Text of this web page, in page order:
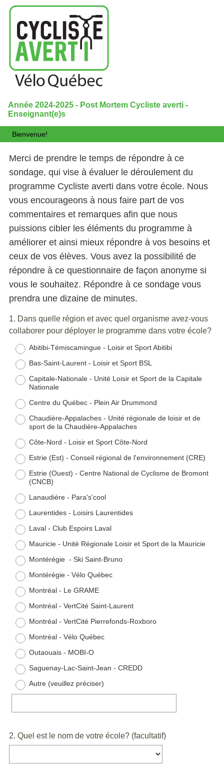
Année 2024-2025 - Post Mortem Cycliste averti -
Enseignant(e)s
Bienvenue!
Merci de prendre le temps de répondre à ce
sondage, qui vise à évaluer le déroulement du
programme Cycliste averti dans votre école. Nous
vous encourageons à nous faire part de vos
commentaires et remarques afin que nous
puissions cibler les éléments du programme à
améliorer et ainsi mieux répondre à vos besoins et
ceux de vos élèves. Vous avez la possibilité de
répondre à ce questionnaire de façon anonyme si
vous le souhaitez. Répondre à ce sondage vous
prendra une dizaine de minutes.
Question
Title
1. Dans quelle région et avec quel organisme avez-vous
collaborer pour déployer le programme dans votre école?
Abitibi-Témiscamingue - Loisir et Sport Abitibi
Bas-Saint-Laurent - Loisir et Sport BSL
Capitale-Nationale - Unité Loisir et Sport de la Capitale
Nationale
Centre du Québec - Plein Air Drummond
Chaudière-Appalaches - Unité régionale de loisir et de
sport de la Chaudière-Appalaches
Côte-Nord - Loisir et Sport Côte-Nord
Estrie (Est) - Conseil régional de l'environnement (CRE)
Estrie (Ouest) - Centre National de Cyclisme de Bromont
(CNCB)
Lanaudière - Para's'cool
Laurentides - Loisirs Laurentides
Laval - Club Espoirs Laval
Mauricie - Unité Régionale Loisir et Sport de la Mauricie
Montérégie - Ski Saint-Bruno
Montérégie - Vélo Québec
Montréal - Le GRAME
Montréal - VertCité Saint-Laurent
Montréal - VertCité Pierrefonds-Roxboro
Montréal - Vélo Québec
Outaouais - MOBI-O
Saguenay-Lac-Saint-Jean - CREDD
Autre (veuillez préciser)
Question
2. Quel est le nom de votre école? (facultatif)